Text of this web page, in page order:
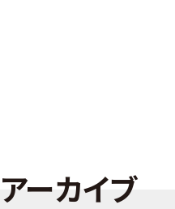
アーカイブ